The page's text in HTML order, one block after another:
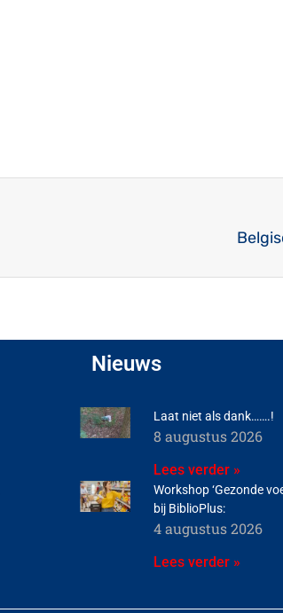
Nieuws
Laat niet als dank…….!
8 augustus 2026
Lees verder »
Workshop ‘Gezonde
bij BiblioPlus:
4 augustus 2026
Lees verder »